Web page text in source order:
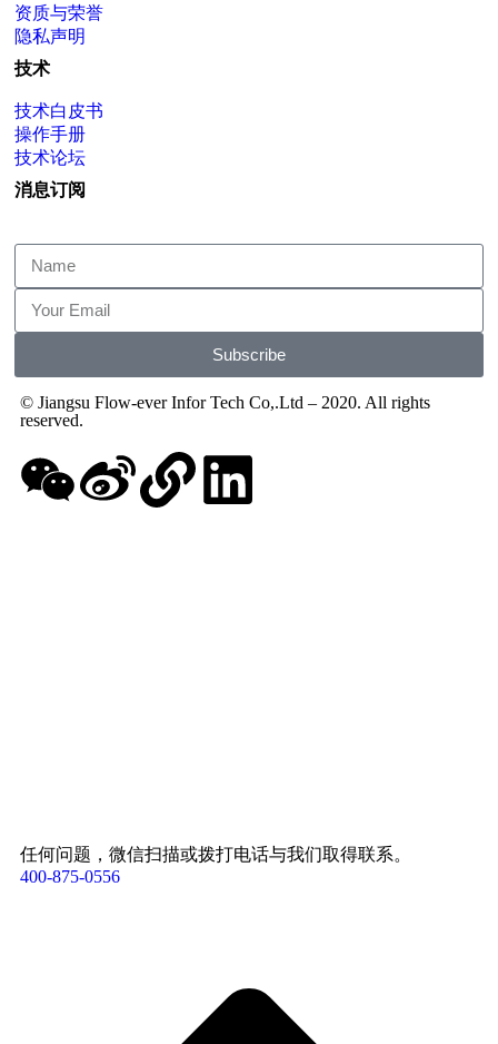
资质与荣誉
隐私声明
技术
技术白皮书
操作手册
技术论坛
消息订阅
Subscribe
© Jiangsu Flow-ever Infor Tech Co,.Ltd – 2020. All rights
reserved.
任何问题，微信扫描或拨打电话与我们取得联系。
400-875-0556​